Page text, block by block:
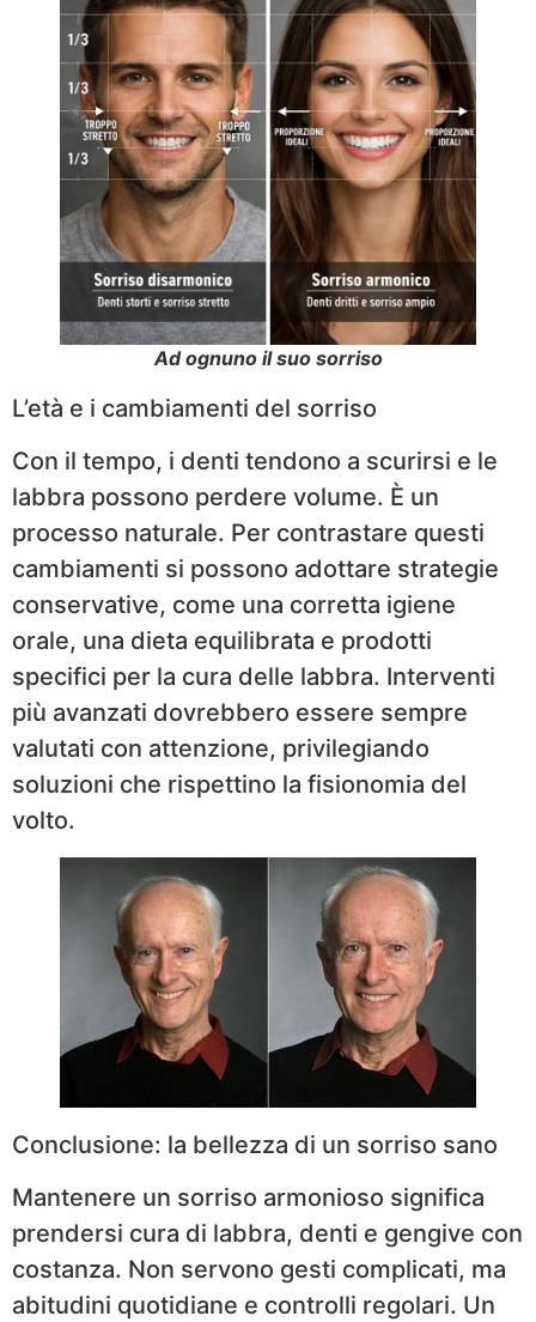
Ad ognuno il suo sorriso
L’età e i cambiamenti del sorriso
Con il tempo, i denti tendono a scurirsi e le
labbra possono perdere volume. È un
processo naturale. Per contrastare questi
cambiamenti si possono adottare strategie
conservative, come una corretta igiene
orale, una dieta equilibrata e prodotti
specifici per la cura delle labbra. Interventi
più avanzati dovrebbero essere sempre
valutati con attenzione, privilegiando
soluzioni che rispettino la fisionomia del
volto.
Conclusione: la bellezza di un sorriso sano
Mantenere un sorriso armonioso significa
prendersi cura di labbra, denti e gengive con
costanza. Non servono gesti complicati, ma
abitudini quotidiane e controlli regolari. Un